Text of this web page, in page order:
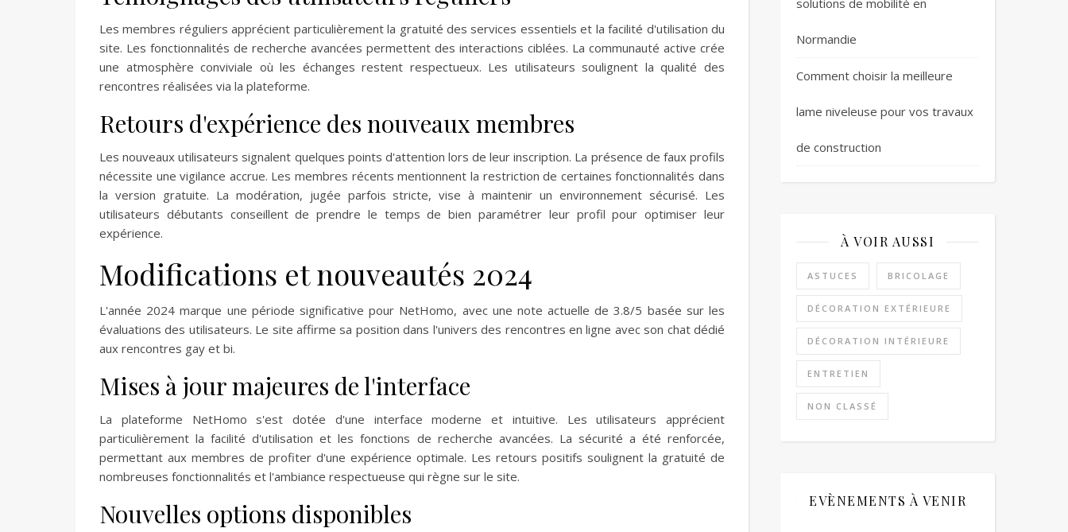
Les membres réguliers apprécient particulièrement la gratuité des services essentiels et la facilité d'utilisation du
site. Les fonctionnalités de recherche avancées permettent des interactions ciblées. La communauté active crée
une atmosphère conviviale où les échanges restent respectueux. Les utilisateurs soulignent la qualité des
rencontres réalisées via la plateforme.
Retours d'expérience des nouveaux membres
Les nouveaux utilisateurs signalent quelques points d'attention lors de leur inscription. La présence de faux profils
nécessite une vigilance accrue. Les membres récents mentionnent la restriction de certaines fonctionnalités dans
la version gratuite. La modération, jugée parfois stricte, vise à maintenir un environnement sécurisé. Les
utilisateurs débutants conseillent de prendre le temps de bien paramétrer leur profil pour optimiser leur
expérience.
Modifications et nouveautés 2024
L'année 2024 marque une période significative pour NetHomo, avec une note actuelle de 3.8/5 basée sur les
évaluations des utilisateurs. Le site affirme sa position dans l'univers des rencontres en ligne avec son chat dédié
aux rencontres gay et bi.
Mises à jour majeures de l'interface
La plateforme NetHomo s'est dotée d'une interface moderne et intuitive. Les utilisateurs apprécient
particulièrement la facilité d'utilisation et les fonctions de recherche avancées. La sécurité a été renforcée,
permettant aux membres de profiter d'une expérience optimale. Les retours positifs soulignent la gratuité de
nombreuses fonctionnalités et l'ambiance respectueuse qui règne sur le site.
Nouvelles options disponibles
solutions de mobilité en
Normandie
Comment choisir la meilleure
lame niveleuse pour vos travaux
de construction
À VOIR AUSSI
ASTUCES BRICOLAGE
DÉCORATION EXTÉRIEURE
DÉCORATION INTÉRIEURE
ENTRETIEN
NON CLASSÉ
EVÈNEMENTS À VENIR